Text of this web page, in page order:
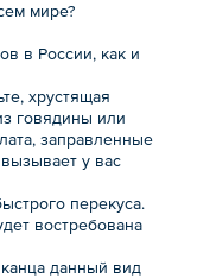
мире?
в России, как и
хрустящая
говядины или
заправленные
у вас
перекуса.
востребована
данный вид